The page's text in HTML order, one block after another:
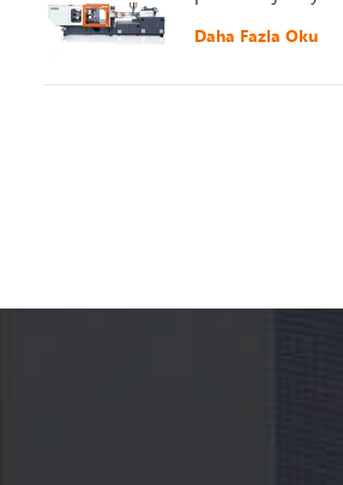
kalıplama makinesi
Daha Fazla Oku